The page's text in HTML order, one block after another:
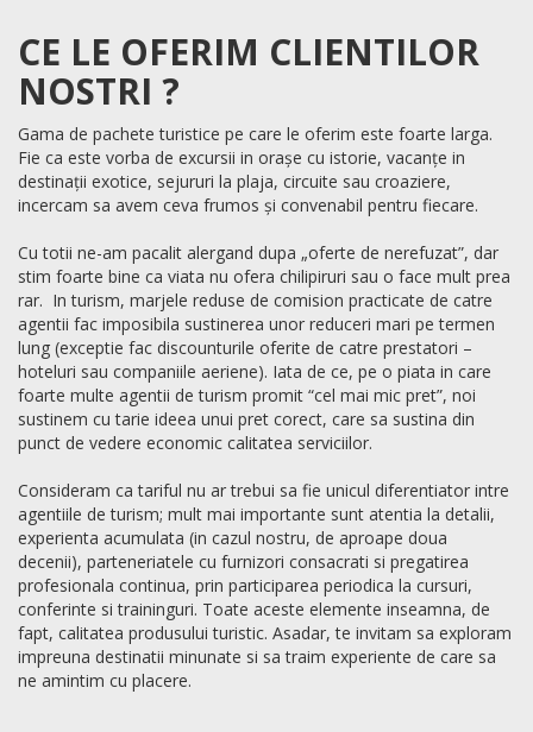
CE LE OFERIM CLIENTILOR
NOSTRI ?
Gama de pachete turistice pe care le oferim este foarte larga.
Fie ca este vorba de excursii in orașe cu istorie, vacanțe in
destinații exotice, sejururi la plaja, circuite sau croaziere,
incercam sa avem ceva frumos și convenabil pentru fiecare.
Cu totii ne-am pacalit alergand dupa „oferte de nerefuzat”, dar
stim foarte bine ca viata nu ofera chilipiruri sau o face mult prea
rar. In turism, marjele reduse de comision practicate de catre
agentii fac imposibila sustinerea unor reduceri mari pe termen
lung (exceptie fac discounturile oferite de catre prestatori –
hoteluri sau companiile aeriene). Iata de ce, pe o piata in care
foarte multe agentii de turism promit “cel mai mic pret”, noi
sustinem cu tarie ideea unui pret corect, care sa sustina din
punct de vedere economic calitatea serviciilor.
Consideram ca tariful nu ar trebui sa fie unicul diferentiator intre
agentiile de turism; mult mai importante sunt atentia la detalii,
experienta acumulata (in cazul nostru, de aproape doua
decenii), parteneriatele cu furnizori consacrati si pregatirea
profesionala continua, prin participarea periodica la cursuri,
conferinte si traininguri. Toate aceste elemente inseamna, de
fapt, calitatea produsului turistic. Asadar, te invitam sa exploram
impreuna destinatii minunate si sa traim experiente de care sa
ne amintim cu placere.